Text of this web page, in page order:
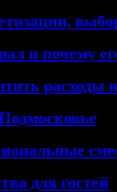
и почему
расходы
для гостей